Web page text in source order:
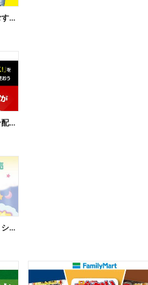
【おトク】大谷選手ファミマおむすび割
【おトク】お店で使えるクーポン配信中
【ファミマオンライン先行販売】シルバニアファミリー